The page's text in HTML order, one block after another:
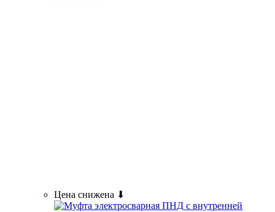
Цена снижена ⬇